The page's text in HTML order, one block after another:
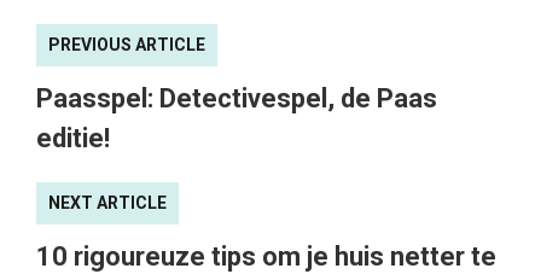
PREVIOUS ARTICLE
Paasspel: Detectivespel, de Paas
editie!
NEXT ARTICLE
10 rigoureuze tips om je huis netter te